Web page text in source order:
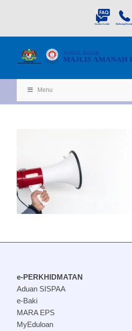
MAJLIS AMANAH
PORTAL RASMI
KEMENTERIAN
KEMAJUAN DESA DAN WILA YAH
Menu
e-PERKHIDMATAN
Aduan SISPAA
e-Baki
MARA EPS
MyEduloan